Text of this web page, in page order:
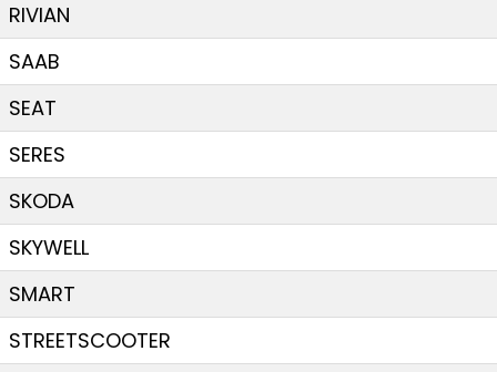
RIVIAN
SAAB
SEAT
SERES
SKODA
SKYWELL
SMART
STREETSCOOTER